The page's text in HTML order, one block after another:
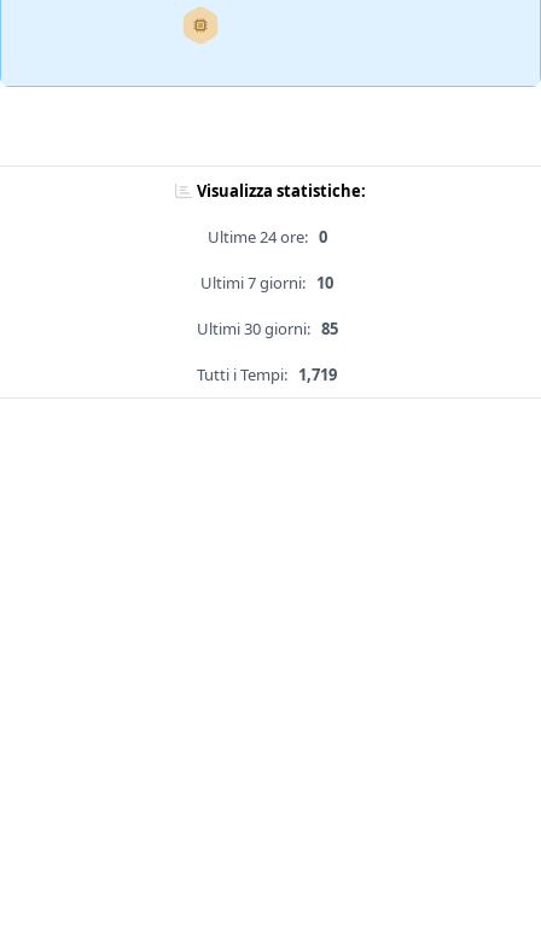
Visualizza statistiche:
Ultime 24 ore: 0
Ultimi 7 giorni: 10
Ultimi 30 giorni: 85
Tutti i Tempi: 1,719